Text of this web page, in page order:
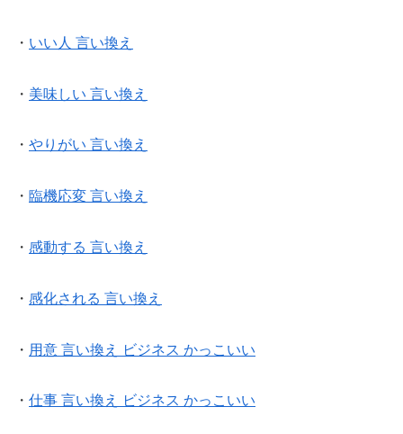
・ いい人 言い換え
・ 美味しい 言い換え
・ やりがい 言い換え
・ 臨機応変 言い換え
・ 感動する 言い換え
・ 感化される 言い換え
・ 用意 言い換え ビジネス かっこいい
・ 仕事 言い換え ビジネス かっこいい